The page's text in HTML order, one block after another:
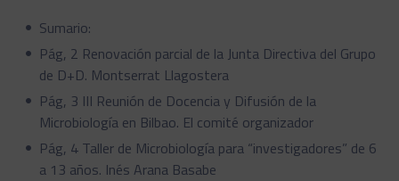
Sumario:
Pág, 2 Renovación parcial de la Junta Directiva del Grupo
de D+D. Montserrat Llagostera
Pág, 3 III Reunión de Docencia y Difusión de la
Microbiología en Bilbao. El comité organizador
Pág, 4 Taller de Microbiología para “investigadores” de 6
a 13 años. Inés Arana Basabe